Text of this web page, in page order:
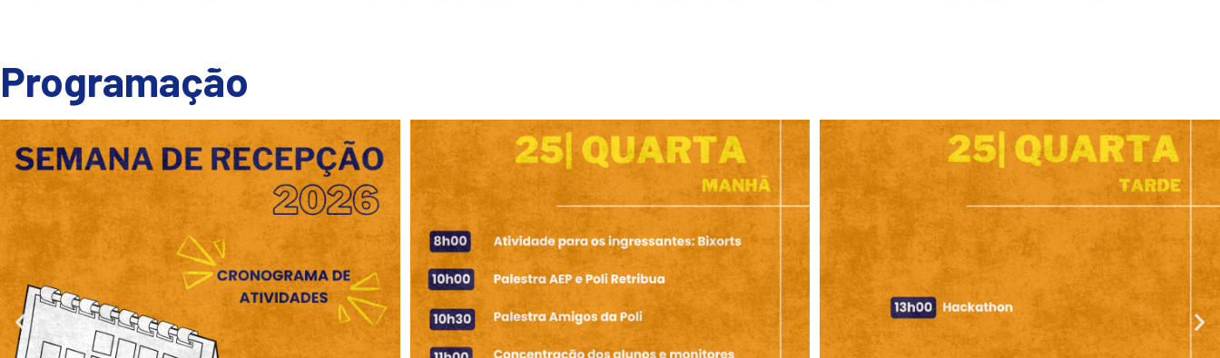
Programação